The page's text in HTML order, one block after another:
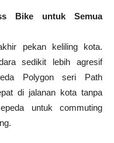
Bike untuk Semua
pekan keliling kota.
sedikit lebih agresif
Polygon seri Path
di jalanan kota tanpa
untuk commuting